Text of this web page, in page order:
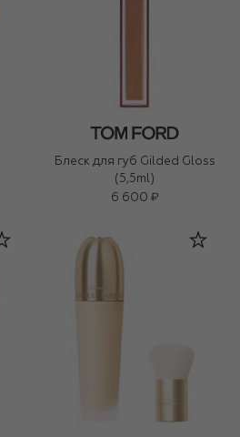
Блеск для губ Gilded Gloss
(5,5ml)
6 600 ₽